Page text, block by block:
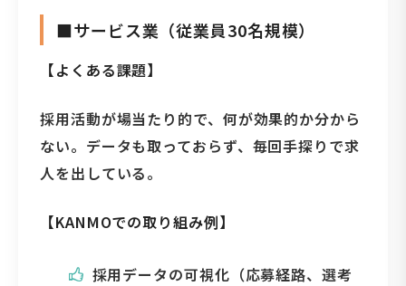
■サービス業（従業員30名規模）
【よくある課題】
採用活動が場当たり的で、何が効果的か分から
ない。データも取っておらず、毎回手探りで求
人を出している。
【KANMOでの取り組み例】
採用データの可視化（応募経路、選考